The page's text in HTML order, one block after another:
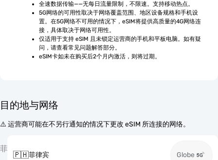
全速数据传输——无每日流量限制，不限速。支持移动热点。
5G网络的可用性取决于网络覆盖范围、地区设备规格和手机设
置。在5G网络不可用的情况下，eSIM将提供高质量的4G网络连
接，具体取决于网络可用性。
仅适用于支持 eSIM 且未锁定运营商的手机和平板电脑。如有疑
问，请查看常见问题解答部分。
eSIM卡如未在购买后2个月内激活，则将过期。
目的地与网络
⚠️ 运营商可能在不另行通知的情况下更改 eSIM 所连接的网络。
菲
🇵🇭菲律宾 Globe